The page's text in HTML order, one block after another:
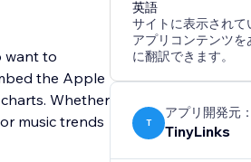
want to
the Apple
Whether
music trends
英語
サイトに表示されて
アプリコンテンツ
に翻訳できます。
T
アプリ開発元：
TinyLinks